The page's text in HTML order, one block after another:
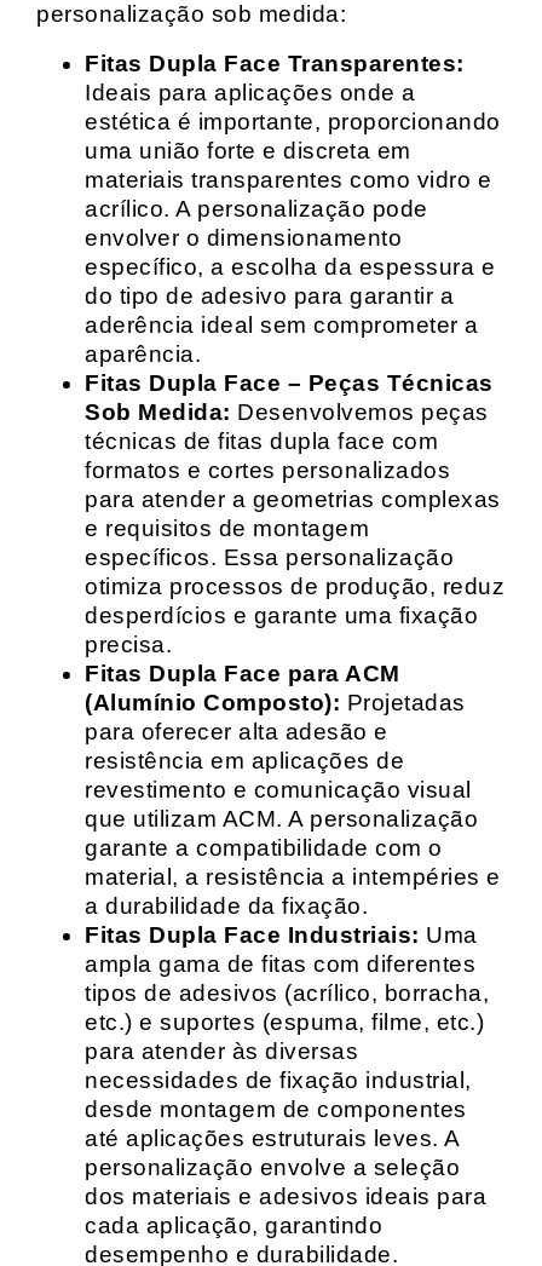
personalização sob medida:
Fitas Dupla Face Transparentes:
Ideais para aplicações onde a
estética é importante, proporcionando
uma união forte e discreta em
materiais transparentes como vidro e
acrílico. A personalização pode
envolver o dimensionamento
específico, a escolha da espessura e
do tipo de adesivo para garantir a
aderência ideal sem comprometer a
aparência.
Fitas Dupla Face – Peças Técnicas
Sob Medida: Desenvolvemos peças
técnicas de fitas dupla face com
formatos e cortes personalizados
para atender a geometrias complexas
e requisitos de montagem
específicos. Essa personalização
otimiza processos de produção, reduz
desperdícios e garante uma fixação
precisa.
Fitas Dupla Face para ACM
(Alumínio Composto): Projetadas
para oferecer alta adesão e
resistência em aplicações de
revestimento e comunicação visual
que utilizam ACM. A personalização
garante a compatibilidade com o
material, a resistência a intempéries e
a durabilidade da fixação.
Fitas Dupla Face Industriais: Uma
ampla gama de fitas com diferentes
tipos de adesivos (acrílico, borracha,
etc.) e suportes (espuma, filme, etc.)
para atender às diversas
necessidades de fixação industrial,
desde montagem de componentes
até aplicações estruturais leves. A
personalização envolve a seleção
dos materiais e adesivos ideais para
cada aplicação, garantindo
desempenho e durabilidade.